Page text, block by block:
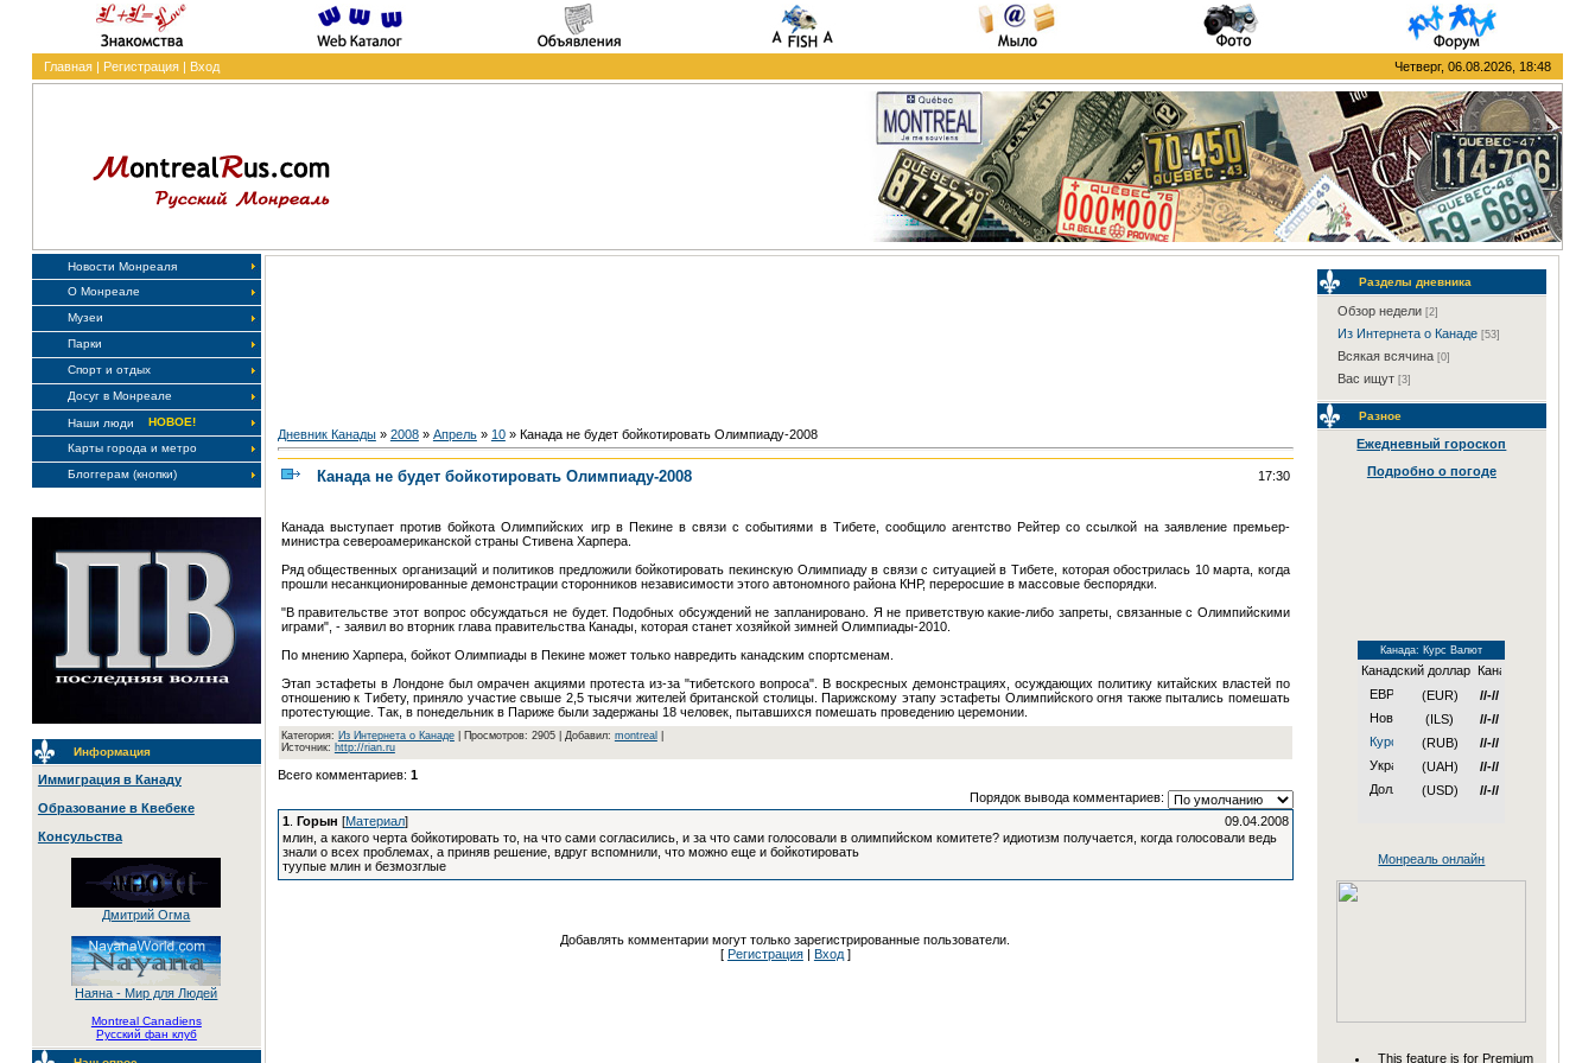
Главная| Регистрация| Вход Четверг, 06.08.2026, 18:48
Новости Монреаля
О Монреале
Музеи
Парки
Спорт и отдых
Досуг в Монреале
Наши люди
НОВОЕ!
Карты города и метро
Блоггерам (кнопки)
Информация
Иммиграция в Канаду
Образование в Квебеке
Консульства
Дмитрий Огма
Наяна - Мир для Людей
Montreal Canadiens
Русский фан клуб
Дневник Канады» 2008 » Апрель » 10» Канада не будет бойкотировать Олимпиаду-2008
Канада не будет бойкотировать Олимпиаду-2008 17:30
Канада выступает против бойкота Олимпийских игр в Пекине в связи с событиями в Тибете, сообщило агентство Рейтер со ссылкой на заявление премьер-
министра североамериканской страны Стивена Харпера.
Ряд общественных организаций и политиков предложили бойкотировать пекинскую Олимпиаду в связи с ситуацией в Тибете, которая обострилась 10 марта, когда
прошли несанкционированные демонстрации сторонников независимости этого автономного района КНР, переросшие в массовые беспорядки.
"В правительстве этот вопрос обсуждаться не будет. Подобных обсуждений не запланировано. Я не приветствую какие-либо запреты, связанные с Олимпийскими
играми", - заявил во вторник глава правительства Канады, которая станет хозяйкой зимней Олимпиады-2010.
По мнению Харпера, бойкот Олимпиады в Пекине может только навредить канадским спортсменам.
Этап эстафеты в Лондоне был омрачен акциями протеста из-за "тибетского вопроса". В воскресных демонстрациях, осуждающих политику китайских властей по
отношению к Тибету, приняло участие свыше 2,5 тысячи жителей британской столицы. Парижскому этапу эстафеты Олимпийского огня также пытались помешать
протестующие. Так, в понедельник в Париже были задержаны 18 человек, пытавшихся помешать проведению церемонии.
Категория: Из Интернета о Канаде| Просмотров: 2905 | Добавил: montreal
Источник: http://rian.ru
Всего комментариев: 1
Порядок вывода комментариев:
09.04.2008
1. Горын [Материал]
млин, а какого черта бойкотировать то, на что сами согласились, и за что сами голосовали в олимпийском комитете? идиотизм получается, когда голосовали ведь
знали о всех проблемах, а приняв решение, вдруг вспомнили, что можно еще и бойкотировать
туупые млин и безмозглые
Добавлять комментарии могут только зарегистрированные пользователи.
[ Регистрация| Вход]
Разделы дневника
Обзор недели [2]
Из Интернета о Канаде [53]
Всякая всячина [0]
Вас ищут [3]
Разное
Ежедневный гороскоп
Подробно о погоде
Канада: Курс Валют
Канадский доллар
(EUR)
//-//
(ILS)
//-//
(RUB)
//-//
(UAH)
//-//
(USD)
//-//
Монреаль онлайн
This feature is for Premium